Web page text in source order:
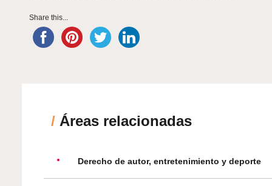
Share this...
/ Áreas relacionadas
Derecho de autor, entretenimiento y deporte